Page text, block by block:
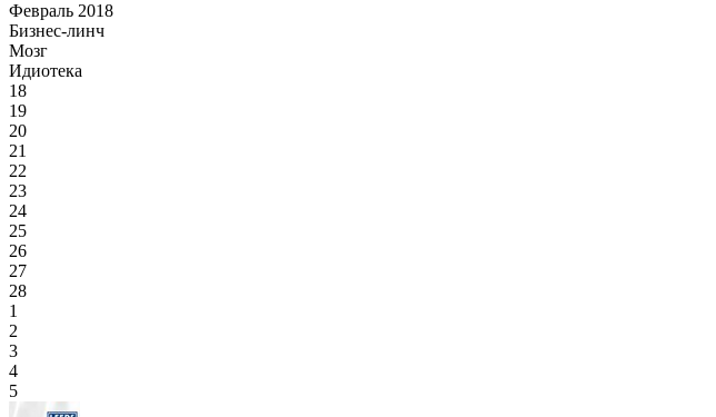
Февраль 2018
Бизнес-линч
Мозг
Идиотека
18
19
20
21
22
23
24
25
26
27
28
1
2
3
4
5